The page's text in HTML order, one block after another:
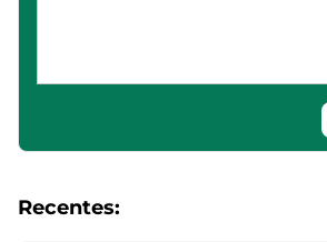
Recentes: